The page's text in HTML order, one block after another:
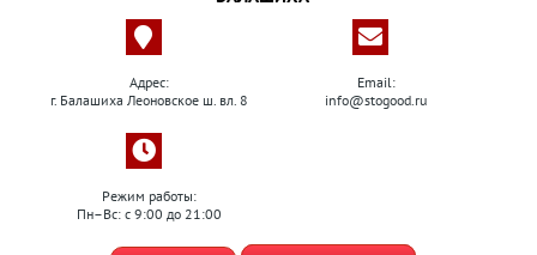
Адрес:
г. Балашиха Леоновское ш. вл. 8
Email:
info@stogood.ru
Режим работы:
Пн–Вс: с 9:00 до 21:00